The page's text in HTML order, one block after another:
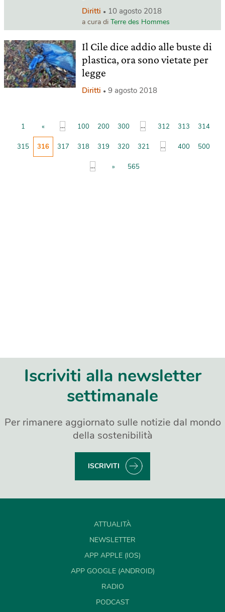
Diritti 10 agosto 2018
a cura di Terre des Hommes
Il Cile dice addio alle buste di
plastica, ora sono vietate per
legge
Diritti 9 agosto 2018
1 « ... 100 200 300 ... 312 313 314
315 316 317 318 319 320 321 ... 400 500
... » 565
Iscriviti alla newsletter
settimanale
Per rimanere aggiornato sulle notizie dal mondo
della sostenibilità
ISCRIVITI
ATTUALITÀ
NEWSLETTER
APP APPLE (IOS)
APP GOOGLE (ANDROID)
RADIO
PODCAST